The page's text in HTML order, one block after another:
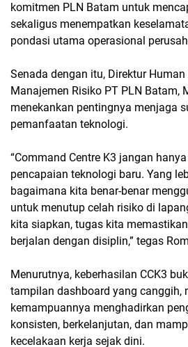
komitmen PLN Batam untuk
sekaligus menempatkan
pondasi utama operasional
Senada dengan itu, Direktur
Manajemen Risiko PT PLN Batam,
menekankan pentingnya menjaga
pemanfaatan teknologi.
“Command Centre K3 jangan
pencapaian teknologi baru. Yang
bagaimana kita benar-benar
untuk menutup celah risiko di
kita siapkan, tugas kita
berjalan dengan disiplin,” tegas
Menurutnya, keberhasilan CCK3
tampilan dashboard yang canggih,
kemampuannya menghadirkan
konsisten, berkelanjutan, dan
kecelakaan kerja sejak dini.